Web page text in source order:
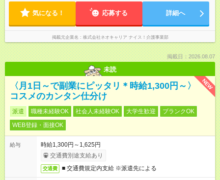
気になる！ 応募する 詳細へ
掲載元企業名 株式会社ネオキャリア ナイス！介護事業部
掲載日：2026.08.07
未読
NEW
〈月1日～で副業にピッタリ＊時給1,300円～〉
コスメのカンタン仕分け
派遣 職種未経験OK 社会人未経験OK 大学生歓迎
ブランクOK
WEB登録・面接OK
給与
時給1,300円～1,625円
交通費別途支給あり
交通費 ■ 交通費規定内支給 ※派遣先による